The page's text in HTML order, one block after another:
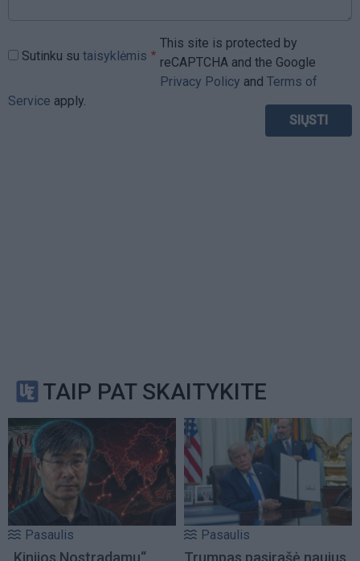
Sutinku su taisyklėmis
This site is protected by
reCAPTCHA and the Google
Privacy Policy and Terms of
Service apply.
TAIP PAT SKAITYKITE
Pasaulis
„Kinijos Nostradamu“
Pasaulis
Trumpas pasirašė naujus